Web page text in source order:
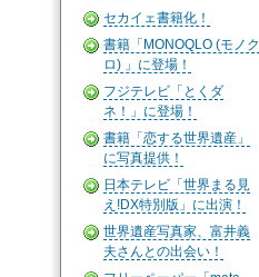
セカイェ書籍化！
書籍「MONOQLO (モノク
ロ) 」に登場！
フジテレビ「とくダ
ネ！」に登場！
書籍「恋する世界遺産」
に写真提供！
日本テレビ「世界まる見
え!DX特別版」に出演！
世界遺産写真家、富井義
夫さんとの出会い！